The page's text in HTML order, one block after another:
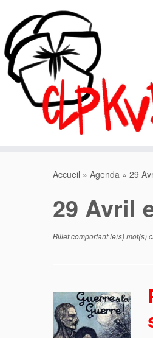
contenu
Accueil » Agenda » 29
29 Avril
Billet comportant le(s) mot(s)